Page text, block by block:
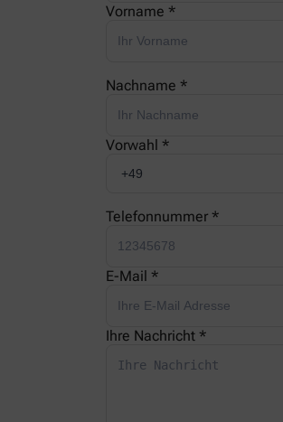
Vorname *
Nachname *
Vorwahl *
Telefonnummer *
E-Mail *
Ihre Nachricht *